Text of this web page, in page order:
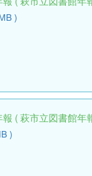
)
( 萩市立図書館年
)